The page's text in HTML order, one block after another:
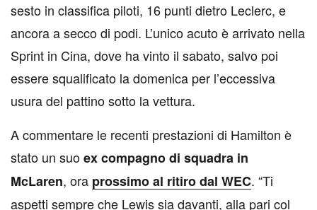
sesto in classifica piloti, 16 punti dietro Leclerc, e
ancora a secco di podi. L’unico acuto è arrivato nella
Sprint in Cina, dove ha vinto il sabato, salvo poi
essere squalificato la domenica per l’eccessiva
usura del pattino sotto la vettura.
A commentare le recenti prestazioni di Hamilton è
stato un suoex compagno di squadra in
McLaren, ora prossimo al ritiro dal WEC. “Ti
aspetti sempre che Lewis sia davanti, alla pari col